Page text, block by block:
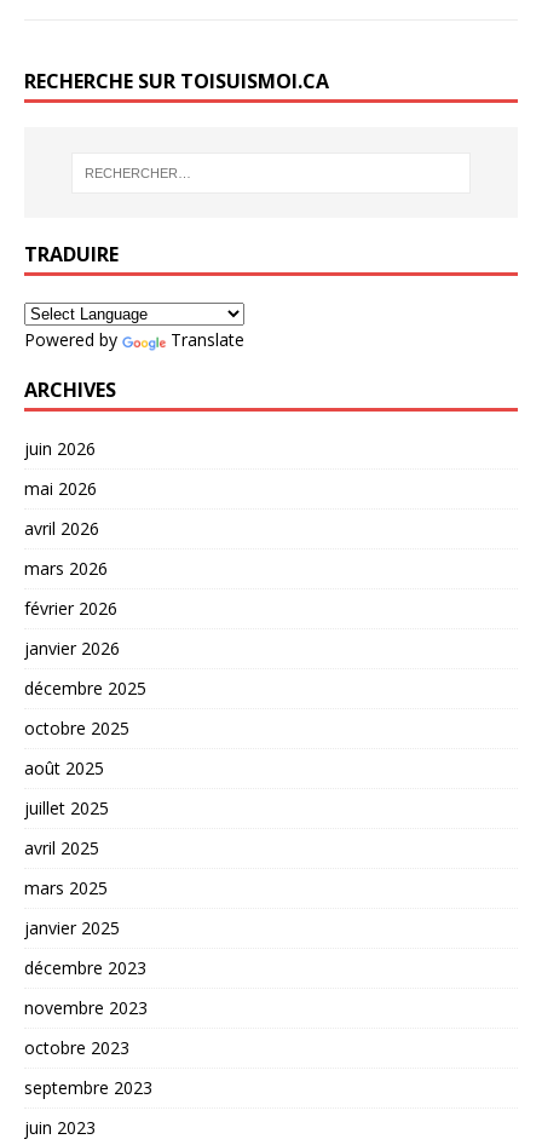
RECHERCHE SUR TOISUISMOI.CA
TRADUIRE
Powered by Translate
ARCHIVES
juin 2026
mai 2026
avril 2026
mars 2026
février 2026
janvier 2026
décembre 2025
octobre 2025
août 2025
juillet 2025
avril 2025
mars 2025
janvier 2025
décembre 2023
novembre 2023
octobre 2023
septembre 2023
juin 2023